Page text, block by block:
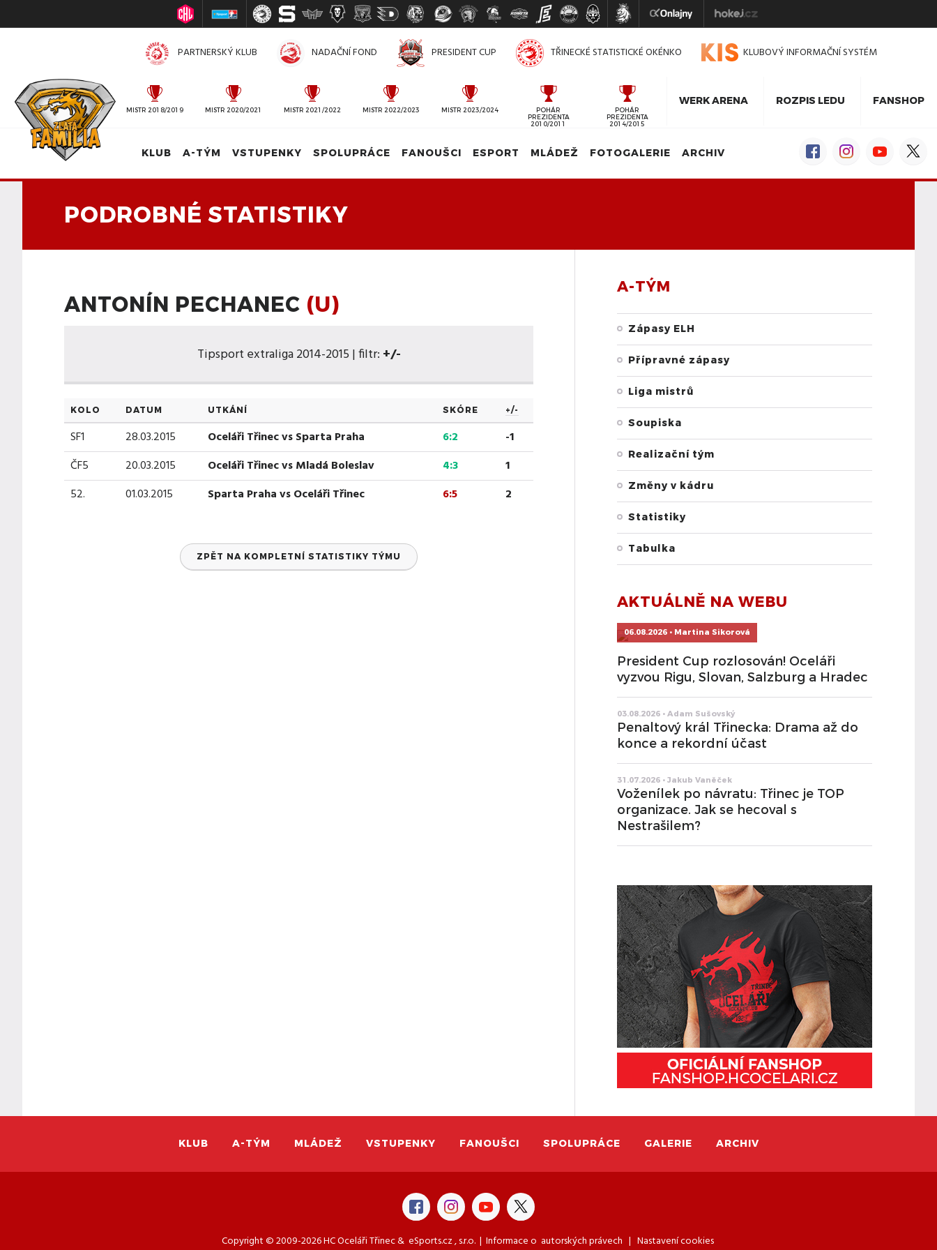
PARTNERSKÝ KLUB NADAČNÍ FOND PRESIDENT CUP TŘINECKÉ STATISTICKÉ OKÉNKO KLUBOVÝ INFORMAČNÍ SYSTÉM
MISTR 2010/2011 MISTR 2018/2019 MISTR 2020/2021 MISTR 2021/2022 MISTR 2022/2023 MISTR 2023/2024
POHÁR
PREZIDENTA
2010/2011
POHÁR
PREZIDENTA
2014/2015
WERK ARENA ROZPIS LEDU FANSHOP
KLUB A-TÝM VSTUPENKY SPOLUPRÁCE FANOUŠCI ESPORT MLÁDEŽ FOTOGALERIE ARCHIV
PODROBNÉ STATISTIKY
ANTONÍN PECHANEC (U)
Tipsport extraliga 2014-2015 | filtr: +/-
KOLO DATUM UTKÁNÍ SKÓRE +/-
SF1 28.03.2015 Oceláři Třinec vs Sparta Praha 6:2
-1
ČF5
20.03.2015 Oceláři Třinec vs Mladá Boleslav 4:3
1
52.
01.03.2015 Sparta Praha vs Oceláři Třinec 6:5 2
ZPĚT NA KOMPLETNÍ STATISTIKY TÝMU
A-TÝM
Zápasy ELH
Přípravné zápasy
Liga mistrů
Soupiska
Realizační tým
Změny v kádru
Statistiky
Tabulka
AKTUÁLNĚ NA WEBU
06.08.2026 • Martina Sikorová
President Cup rozlosován! Oceláři
vyzvou Rigu, Slovan, Salzburg a Hradec
03.08.2026 • Adam Sušovský
Penaltový král Třinecka: Drama až do
konce a rekordní účast
31.07.2026 • Jakub Vaněček
Voženílek po návratu: Třinec je TOP
organizace. Jak se hecoval s
Nestrašilem?
KLUB A-TÝM MLÁDEŽ VSTUPENKY FANOUŠCI SPOLUPRÁCE GALERIE ARCHIV
Copyright © 2009-2026 HC Oceláři Třinec & eSports.cz, s.r.o. | Informace o autorských právech | Nastavení cookies